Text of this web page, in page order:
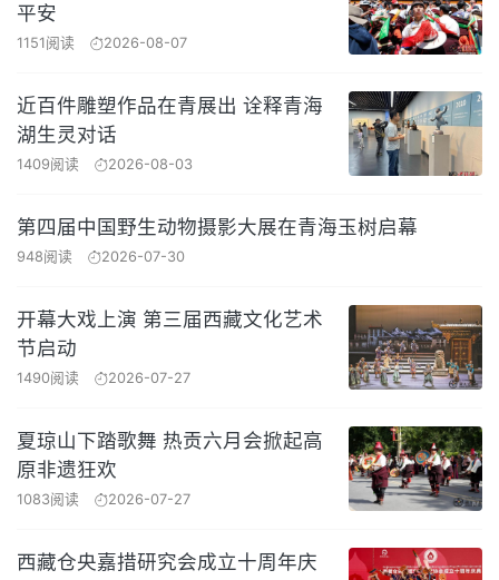
平安
1151阅读 2026-08-07
近百件雕塑作品在青展出 诠释青海
湖生灵对话
1409阅读 2026-08-03
第四届中国野生动物摄影大展在青海玉树启幕
948阅读 2026-07-30
开幕大戏上演 第三届西藏文化艺术
节启动
1490阅读 2026-07-27
夏琼山下踏歌舞 热贡六月会掀起高
原非遗狂欢
1083阅读 2026-07-27
西藏仓央嘉措研究会成立十周年庆